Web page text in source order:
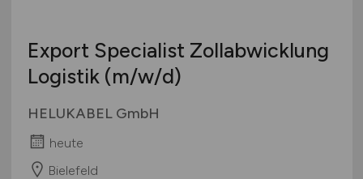
Export Specialist Zollabwicklung
Logistik (m/w/d)
HELUKABEL GmbH
heute
Bielefeld